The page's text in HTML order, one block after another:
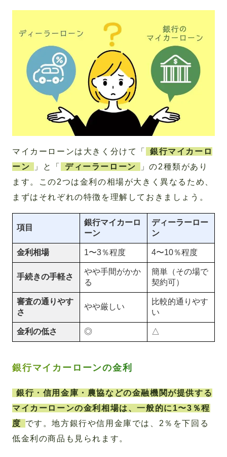
マイカーローンは大きく分けて「
銀行マイカーロ
ーン
」と「 ディーラーローン
」の2種類があり
ます。この2つは金利の相場が大きく異なるため、
まずはそれぞれの特徴を理解しておきましょう。
項目
銀行マイカーロ
ーン
ディーラーロー
ン
金利相場 1〜3％程度 4〜10％程度
手続きの手軽さ
やや手間がかか
る
簡単（その場で
契約可）
審査の通りやす
さ
やや厳しい
比較的通りやす
い
金利の低さ ◎ △
銀行マイカーローンの金利
銀行・信用金庫・農協などの金融機関が提供する
マイカーローンの金利相場は、一般的に1〜3％程
度
です。地方銀行や信用金庫では、2％を下回る
低金利の商品も見られます。